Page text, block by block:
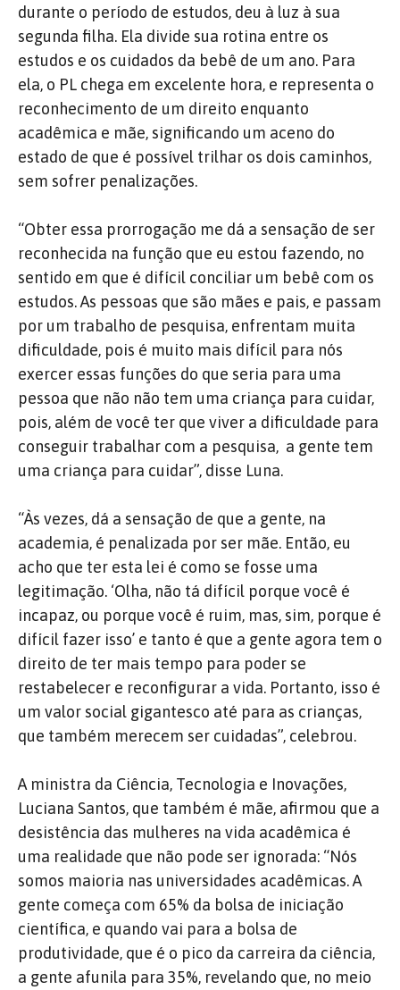
durante o período de estudos, deu à luz à sua
segunda filha. Ela divide sua rotina entre os
estudos e os cuidados da bebê de um ano. Para
ela, o PL chega em excelente hora, e representa o
reconhecimento de um direito enquanto
acadêmica e mãe, significando um aceno do
estado de que é possível trilhar os dois caminhos,
sem sofrer penalizações.
“Obter essa prorrogação me dá a sensação de ser
reconhecida na função que eu estou fazendo, no
sentido em que é difícil conciliar um bebê com os
estudos. As pessoas que são mães e pais, e passam
por um trabalho de pesquisa, enfrentam muita
dificuldade, pois é muito mais difícil para nós
exercer essas funções do que seria para uma
pessoa que não não tem uma criança para cuidar,
pois, além de você ter que viver a dificuldade para
conseguir trabalhar com a pesquisa, a gente tem
uma criança para cuidar”, disse Luna.
“Às vezes, dá a sensação de que a gente, na
academia, é penalizada por ser mãe. Então, eu
acho que ter esta lei é como se fosse uma
legitimação. ‘Olha, não tá difícil porque você é
incapaz, ou porque você é ruim, mas, sim, porque é
difícil fazer isso’ e tanto é que a gente agora tem o
direito de ter mais tempo para poder se
restabelecer e reconfigurar a vida. Portanto, isso é
um valor social gigantesco até para as crianças,
que também merecem ser cuidadas”, celebrou.
A ministra da Ciência, Tecnologia e Inovações,
Luciana Santos, que também é mãe, afirmou que a
desistência das mulheres na vida acadêmica é
uma realidade que não pode ser ignorada: “Nós
somos maioria nas universidades acadêmicas. A
gente começa com 65% da bolsa de iniciação
científica, e quando vai para a bolsa de
produtividade, que é o pico da carreira da ciência,
a gente afunila para 35%, revelando que, no meio